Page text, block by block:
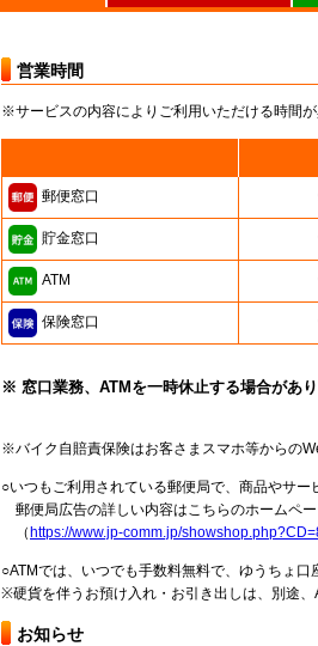
営業時間
※サービスの内容によりご利用いただける時間
郵便窓口
貯金窓口
ATM
保険窓口
※ 窓口業務、ATMを一時休止する場合があり
※バイク自賠責保険はお客さまスマホ等からの
○いつもご利用されている郵便局で、商品やサー
郵便局広告の詳しい内容はこちらのホームペー
（ https://www.jp-comm.jp/
○ATMでは、いつでも手数料無料で、ゆうちょ口
※硬貨を伴うお預け入れ・お引き出しは、別途、
お知らせ